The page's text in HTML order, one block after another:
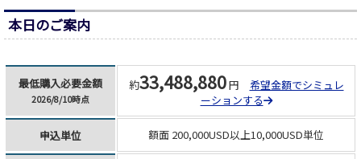
本日のご案内
最低購入必要金額
2026/8/10時点
約33,488,880円 希望金額でシミュレ
ーションする
申込単位 額面 200,000USD以上10,000USD単位